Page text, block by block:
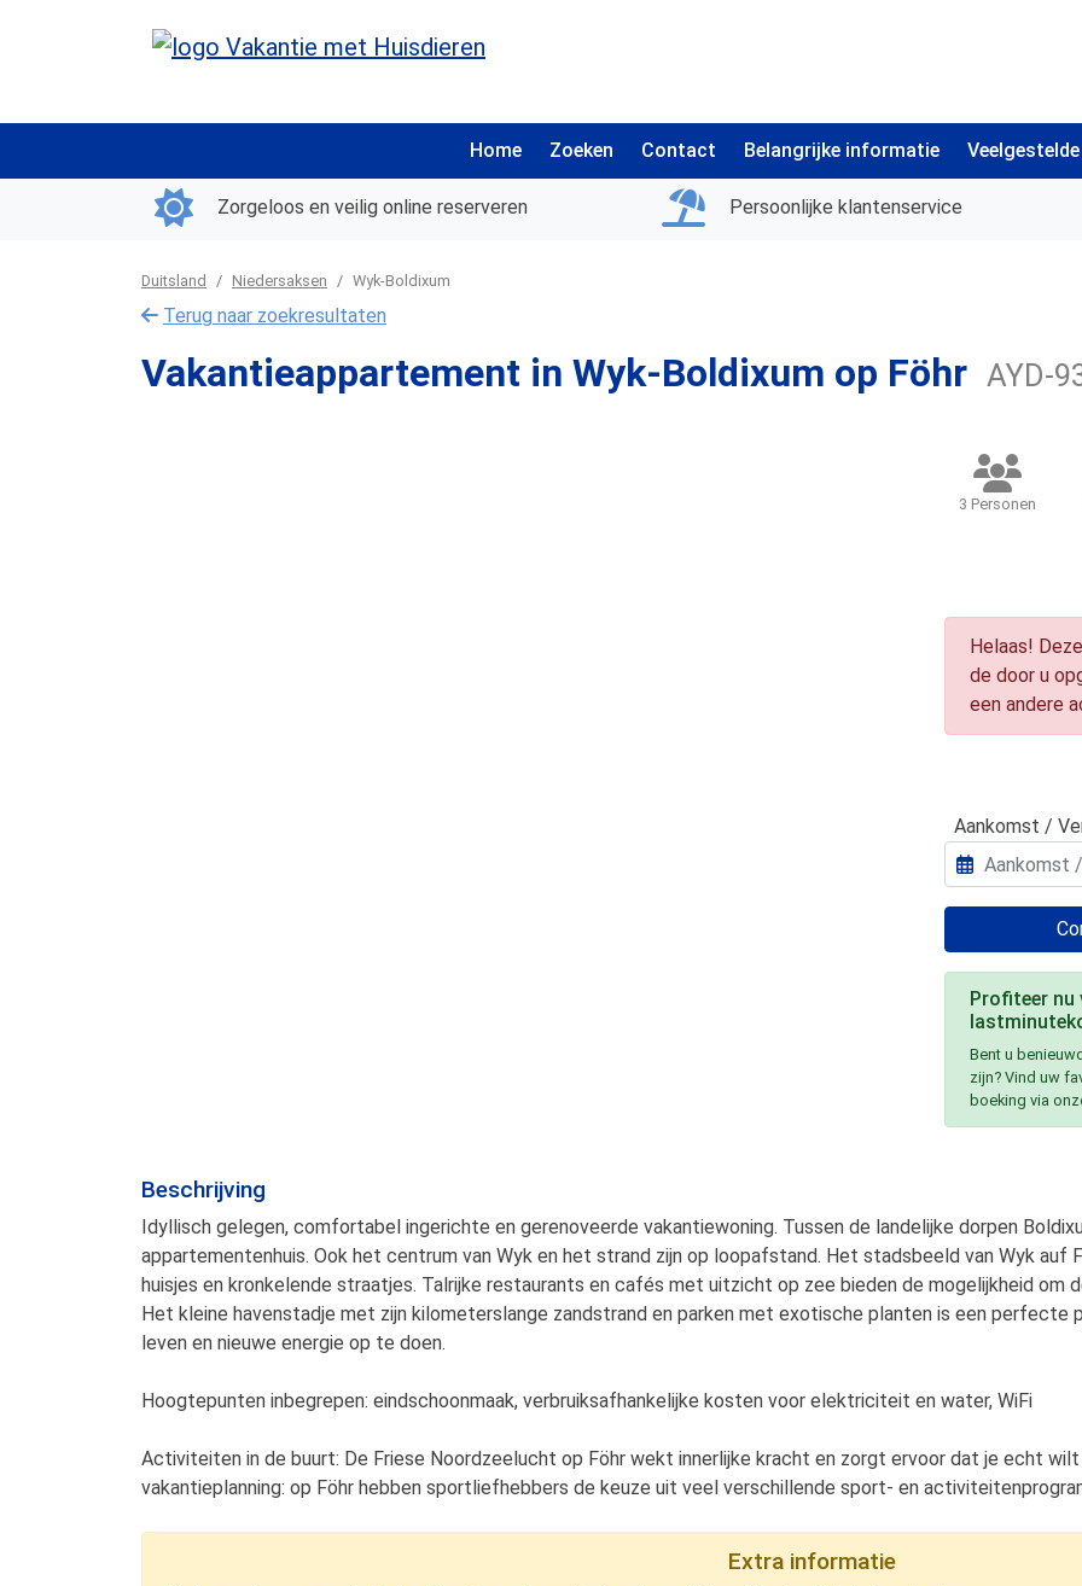
Home Zoeken Contact Belangrijke informatie
Zorgeloos en veilig online reserveren Persoonlijke klantenservice
Duitsland Niedersaksen Wyk-Boldixum
Terug naar zoekresultaten
Vakantieappartement in Wyk-Boldixum op Föhr AYD-
3 Personen
Helaas!
de door u
een andere
Aankomst /
Profiteer nu
Bent u
zijn? Vind uw
boeking via
Beschrijving
Idyllisch gelegen, comfortabel ingerichte en gerenoveerde vakantiewoning. Tussen de landelijke dorpen
appartementenhuis. Ook het centrum van Wyk en het strand zijn op loopafstand. Het stadsbeeld van Wyk auf
huisjes en kronkelende straatjes. Talrijke restaurants en cafés met uitzicht op zee bieden de mogelijkheid om
Het kleine havenstadje met zijn kilometerslange zandstrand en parken met exotische planten is een perfecte
leven en nieuwe energie op te doen.
Hoogtepunten inbegrepen: eindschoonmaak, verbruiksafhankelijke kosten voor elektriciteit en water, WiFi
Activiteiten in de buurt: De Friese Noordzeelucht op Föhr wekt innerlijke kracht en zorgt ervoor dat je echt
vakantieplanning: op Föhr hebben sportliefhebbers de keuze uit veel verschillende sport- en
Extra informatie